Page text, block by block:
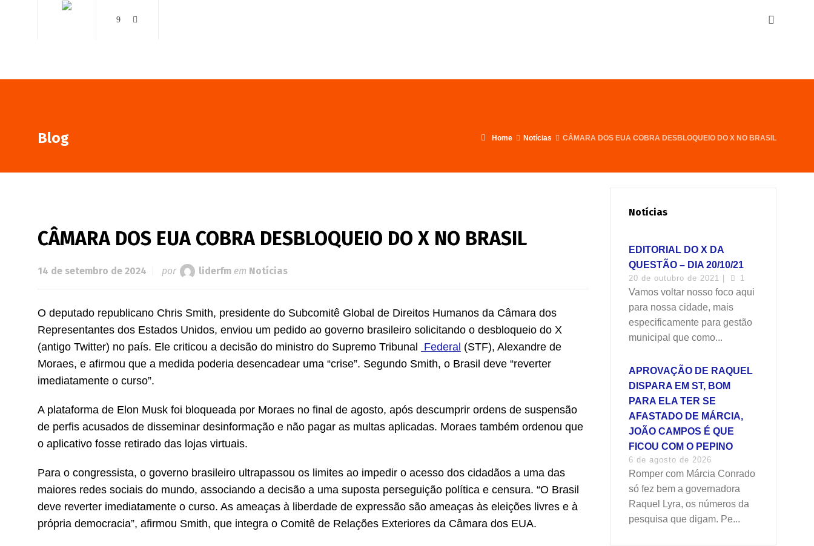
Blog Home Notícias CÂMARA DOS EUA COBRA DESBLOQUEIO DO X NO BRASIL
CÂMARA DOS EUA COBRA DESBLOQUEIO DO X NO BRASIL
14 de setembro de 2024 por liderfm em Notícias
O deputado republicano Chris Smith, presidente do Subcomitê Global de Direitos Humanos da Câmara dos
Representantes dos Estados Unidos, enviou um pedido ao governo brasileiro solicitando o desbloqueio do X
(antigo Twitter) no país. Ele criticou a decisão do ministro do Supremo Tribunal
Federal (STF), Alexandre de
Moraes, e afirmou que a medida poderia desencadear uma “crise”. Segundo Smith, o Brasil deve “reverter
imediatamente o curso”.
A plataforma de Elon Musk foi bloqueada por Moraes no final de agosto, após descumprir ordens de suspensão
de perfis acusados de disseminar desinformação e não pagar as multas aplicadas. Moraes também ordenou que
o aplicativo fosse retirado das lojas virtuais.
Para o congressista, o governo brasileiro ultrapassou os limites ao impedir o acesso dos cidadãos a uma das
maiores redes sociais do mundo, associando a decisão a uma suposta perseguição política e censura. “O Brasil
deve reverter imediatamente o curso. As ameaças à liberdade de expressão são ameaças às eleições livres e à
própria democracia”, afirmou Smith, que integra o Comitê de Relações Exteriores da Câmara dos EUA.
Notícias
EDITORIAL DO X DA
QUESTÃO – DIA 20/10/21
20 de outubro de 2021 | 1
Vamos voltar nosso foco aqui
para nossa cidade, mais
especificamente para gestão
municipal que como...
APROVAÇÃO DE RAQUEL
DISPARA EM ST, BOM
PARA ELA TER SE
AFASTADO DE MÁRCIA,
JOÃO CAMPOS É QUE
FICOU COM O PEPINO
6 de agosto de 2026
Romper com Márcia Conrado
só fez bem a governadora
Raquel Lyra, os números da
pesquisa que digam. Pe...